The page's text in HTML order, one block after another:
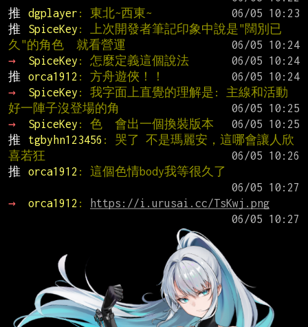
推
dgplayer : 東北~西東~
推
SpiceKey : 上次開發者筆記印象中說是"闊別已
久"的角色  就看營運
→
SpiceKey : 怎麼定義這個說法
推
orca1912 : 方舟遊俠！！
→
SpiceKey : 我字面上直覺的理解是: 主線和活動
好一陣子沒登場的角
→
SpiceKey : 色  會出一個換裝版本
推
tgbyhn123456 : 哭了 不是瑪麗安，這哪會讓人欣
喜若狂
推
orca1912 : 這個色情body我等很久了
→
orca1912 :
https://i.urusai.cc/TsKwj.png